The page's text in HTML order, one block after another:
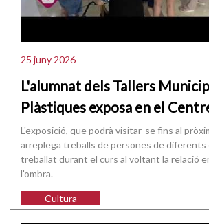
25 juny 2026
L'alumnat dels Tallers
Plàstiques exposa en el
L'exposició, que podrà visitar-se fins al
arreplega treballs de persones de diferents
treballat durant el curs al voltant la relació
l'ombra.
Cultura